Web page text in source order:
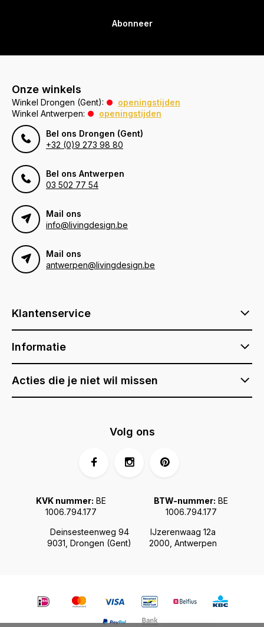
Abonneer
Onze winkels
Winkel Drongen (Gent):
openingstijden
Winkel Antwerpen:
openingstijden
Bel ons Drongen (Gent)
+32 (0)9 273 98 80
Bel ons Antwerpen
03 502 77 54
Mail ons
info@livingdesign.be
Mail ons
antwerpen@livingdesign.be
Klantenservice
Informatie
Acties die je niet wil missen
Deinsesteenweg 94
9031, Drongen (Gent)
IJzerenwaag 12a
2000, Antwerpen
KVK nummer: BE
1006.794.177
BTW-nummer: BE
1006.794.177
Volg ons